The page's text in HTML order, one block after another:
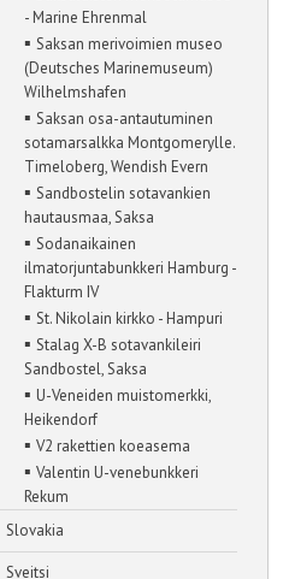
- Marine Ehrenmal
▪ Saksan merivoimien museo
(Deutsches Marinemuseum)
Wilhelmshafen
▪ Saksan osa-antautuminen
sotamarsalkka Montgomerylle.
Timeloberg, Wendish Evern
▪ Sandbostelin sotavankien
hautausmaa, Saksa
▪ Sodanaikainen
ilmatorjuntabunkkeri Hamburg -
Flakturm IV
▪ St. Nikolain kirkko - Hampuri
▪ Stalag X-B sotavankileiri
Sandbostel, Saksa
▪ U-Veneiden muistomerkki,
Heikendorf
▪ V2 rakettien koeasema
▪ Valentin U-venebunkkeri
Rekum
Slovakia
Sveitsi